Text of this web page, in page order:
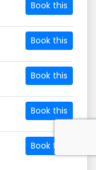
Book this
Book this
Book this
Book this
Book this